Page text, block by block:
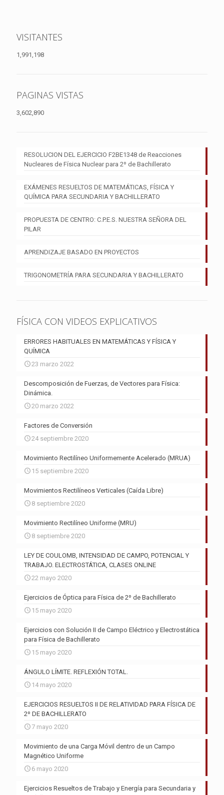
VISITANTES
1,991,198
PAGINAS VISTAS
3,602,890
RESOLUCION DEL EJERCICIO F2BE1348 de Reacciones
Nucleares de Física Nuclear para 2º de Bachillerato
EXÁMENES RESUELTOS DE MATEMÁTICAS, FÍSICA Y
QUÍMICA PARA SECUNDARIA Y BACHILLERATO
PROPUESTA DE CENTRO: C.P.E.S. NUESTRA SEÑORA DEL
PILAR
APRENDIZAJE BASADO EN PROYECTOS
TRIGONOMETRÍA PARA SECUNDARIA Y BACHILLERATO
FÍSICA CON VIDEOS EXPLICATIVOS
ERRORES HABITUALES EN MATEMÁTICAS Y FÍSICA Y
QUÍMICA
23 marzo 2022
Descomposición de Fuerzas, de Vectores para Física:
Dinámica.
20 marzo 2022
Factores de Conversión
24 septiembre 2020
Movimiento Rectilíneo Uniformemente Acelerado (MRUA)
15 septiembre 2020
Movimientos Rectilíneos Verticales (Caída Libre)
8 septiembre 2020
Movimiento Rectilíneo Uniforme (MRU)
8 septiembre 2020
LEY DE COULOMB, INTENSIDAD DE CAMPO, POTENCIAL Y
TRABAJO. ELECTROSTÁTICA, CLASES ONLINE
22 mayo 2020
Ejercicios de Óptica para Física de 2º de Bachillerato
15 mayo 2020
Ejercicios con Solución II de Campo Eléctrico y Electrostática
para Física de Bachillerato
15 mayo 2020
ÁNGULO LÍMITE. REFLEXIÓN TOTAL.
14 mayo 2020
EJERCICIOS RESUELTOS II DE RELATIVIDAD PARA FÍSICA DE
2º DE BACHILLERATO
7 mayo 2020
Movimiento de una Carga Móvil dentro de un Campo
Magnético Uniforme
6 mayo 2020
Ejercicios Resueltos de Trabajo y Energía para Secundaria y